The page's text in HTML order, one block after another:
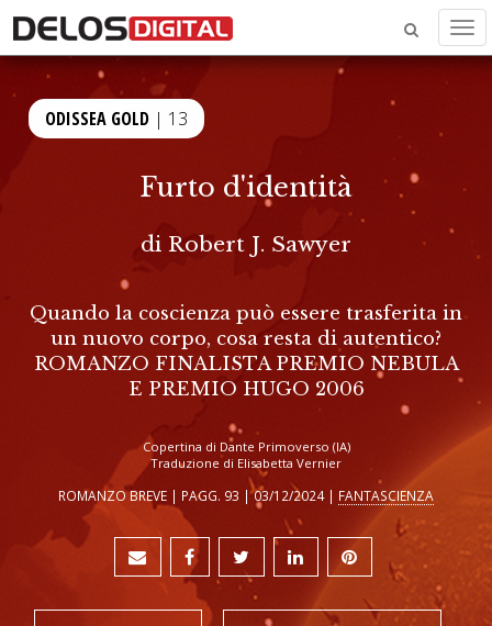
ODISSEA GOLD | 13
Furto d'identità
di Robert J. Sawyer
Quando la coscienza può essere trasferita in
un nuovo corpo, cosa resta di autentico?
ROMANZO FINALISTA PREMIO NEBULA
E PREMIO HUGO 2006
Copertina di Dante Primoverso (IA)
Traduzione di Elisabetta Vernier
ROMANZO BREVE | PAGG. 93 | 03/12/2024 | FANTASCIENZA